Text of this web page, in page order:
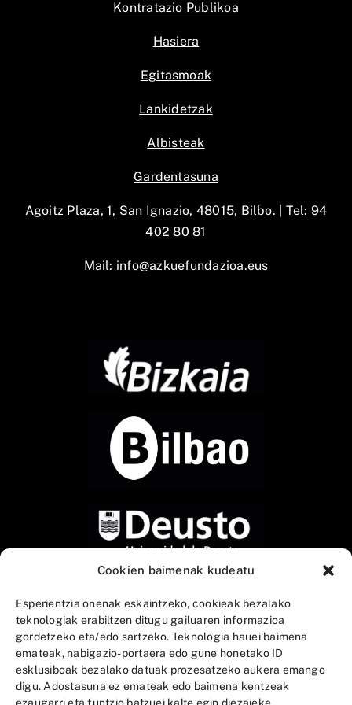
Cookien baimenak kudeatu
Esperientzia onenak eskaintzeko, cookieak bezalako
teknologiak erabiltzen ditugu gailuaren informazioa
gordetzeko eta/edo sartzeko. Teknologia hauei baimena
emateak, nabigazio-portaera edo gune honetako ID
esklusiboak bezalako datuak prozesatzeko aukera emango
digu. Adostasuna ez emateak edo baimena kentzeak
Kontratazio Publikoa
Hasiera
Egitasmoak
Lankidetzak
Albisteak
Gardentasuna
Agoitz Plaza, 1, San Ignazio, 48015, Bilbo. | Tel: 94
402 80 81
Mail: info@azkuefundazioa.eus